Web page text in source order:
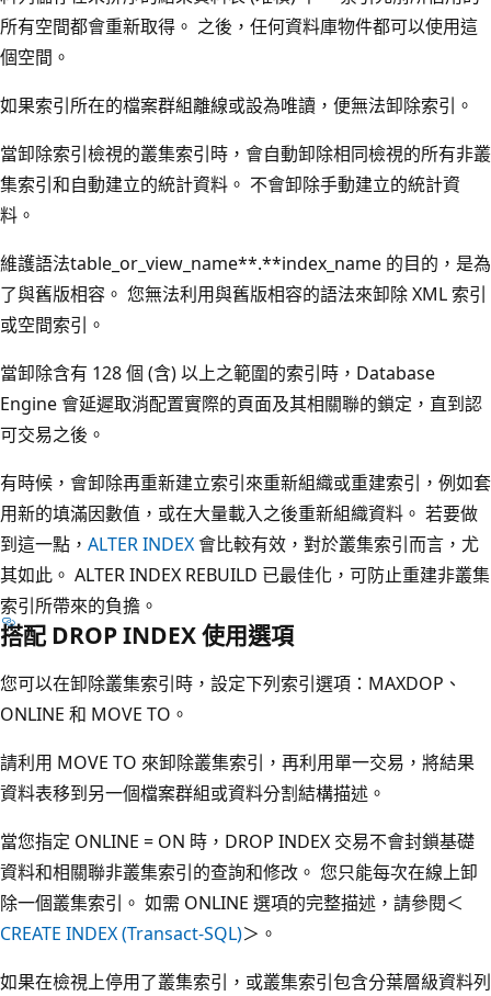
所有空間都會重新取得。 之後，任何資料庫物件都可以使用這
個空間。
如果索引所在的檔案群組離線或設為唯讀，便無法卸除索引。
當卸除索引檢視的叢集索引時，會自動卸除相同檢視的所有非叢
集索引和自動建立的統計資料。 不會卸除手動建立的統計資
料。
維護語法table_or_view_name**.**index_name 的目的，是為
了與舊版相容。 您無法利用與舊版相容的語法來卸除 XML 索引
或空間索引。
當卸除含有 128 個 (含) 以上之範圍的索引時，Database
Engine 會延遲取消配置實際的頁面及其相關聯的鎖定，直到認
可交易之後。
有時候，會卸除再重新建立索引來重新組織或重建索引，例如套
用新的填滿因數值，或在大量載入之後重新組織資料。 若要做
到這一點， ALTER INDEX會比較有效，對於叢集索引而言，尤
其如此。 ALTER INDEX REBUILD 已最佳化，可防止重建非叢集
索引所帶來的負擔。
搭配 DROP INDEX 使用選項
您可以在卸除叢集索引時，設定下列索引選項：MAXDOP、
ONLINE 和 MOVE TO。
請利用 MOVE TO 來卸除叢集索引，再利用單一交易，將結果
資料表移到另一個檔案群組或資料分割結構描述。
當您指定 ONLINE = ON 時，DROP INDEX 交易不會封鎖基礎
資料和相關聯非叢集索引的查詢和修改。 您只能每次在線上卸
除一個叢集索引。 如需 ONLINE 選項的完整描述，請參閱＜
CREATE INDEX (Transact-SQL)＞。
如果在檢視上停用了叢集索引，或叢集索引包含分葉層級資料列